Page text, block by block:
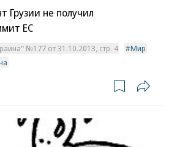
Грузии не получил
ЕС
№177 от 31.10.2013, стр. 4
Мир